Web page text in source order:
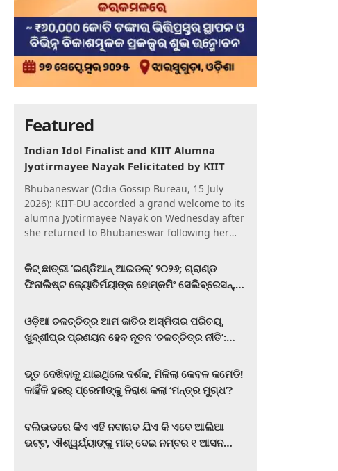
Featured
Indian Idol Finalist and KIIT Alumna
Jyotirmayee Nayak Felicitated by KIIT
Bhubaneswar (Odia Gossip Bureau, 15 July
2026): KIIT-DU accorded a grand welcome to its
alumna Jyotirmayee Nayak on Wednesday after
she returned to Bhubaneswar following her
କିଟ୍‍ ଛାତ୍ରୀ ‘ଇଣ୍ଡିଆନ୍ ଆଇଡଲ୍‌’ ୨୦୨୬; ଗ୍ରାଣ୍ଡ
ଫିନାଲିଷ୍ଟ ଜ୍ୟୋତିର୍ମୟୀଙ୍କ ହୋମ୍‍କମିଂ ସେଲିବ୍ରେସନ୍‍,
ଓଡ଼ିଆ ଚଳଚ୍ଚିତ୍ର ଆମ ଜାତିର ଅସ୍ମିତାର ପରିଚୟ,
ଖୁବ୍‌ଶୀଘ୍ର ପ୍ରଣୟନ ହେବ ନୂତନ ‘ଚଳଚ୍ଚିତ୍ର ନୀତି’:
ଭୂତ ଦେଖିବାକୁ ଯାଇଥିଲେ ଦର୍ଶକ, ମିଳିଲା କେବଳ କମେଡି!
କାହିଁକି ହରର୍‌ ପ୍ରେମୀଙ୍କୁ ନିରାଶ କଲା ‘ମନ୍ତ୍ର ମୁଗ୍ଧ’?
ବଲିଉଡରେ କିଏ ଏହି ନବାଗତ ଯିଏ କି ଏବେ ଆଲିଆ
ଭଟ୍ଟ, ଐଶ୍ୱର୍ଯ୍ୟାଙ୍କୁ ମାତ୍‌ ଦେଇ ନମ୍ବର ୧ ଆସନ